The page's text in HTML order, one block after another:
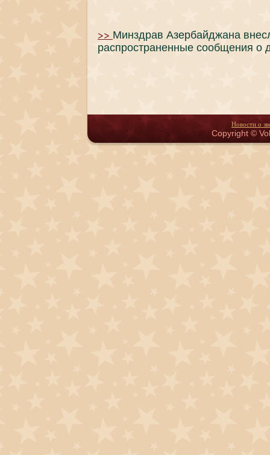
>> Минздрав Азербайджана
распространенные сообщения о
Новости о
Copyright ©